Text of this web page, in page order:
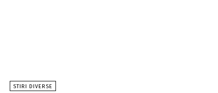
STIRI DIVERSE